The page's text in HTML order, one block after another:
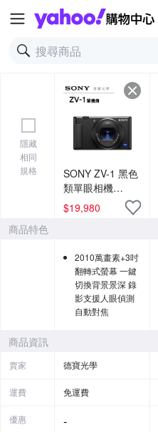
隱藏
相同
規格
SONY ZV-1 黑色
類單眼相機
VLOG 影音創作
直播 總代理公司
$19,980
商品特色
2010萬畫素+3吋
翻轉式螢幕 一鍵
切換背景景深 錄
影支援人眼偵測
自動對焦
商品資訊
賣家 德寶光學
運費 免運費
優惠 -